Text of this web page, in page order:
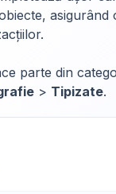
asigurând
parte din
> Tipizate.